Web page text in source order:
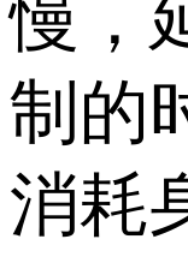
慢，
制的
消耗